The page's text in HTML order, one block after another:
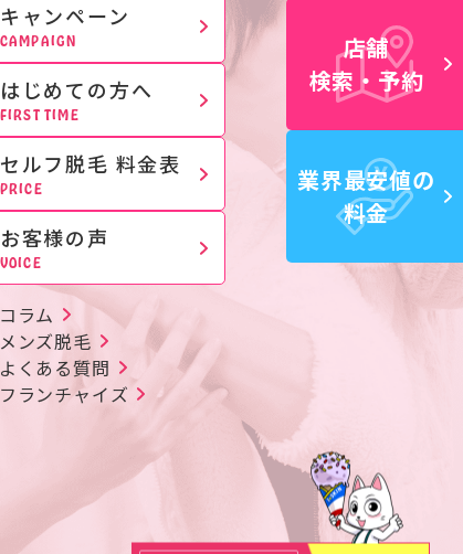
キャンペーン
CAMPAIGN
はじめての方へ
FIRST TIME
セルフ脱毛 料金表
PRICE
お客様の声
VOICE
コラム
メンズ脱毛
よくある質問
フランチャイズ
店舗
検索・予約
業界最安値の
料金